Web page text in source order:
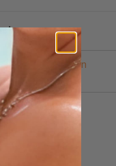
benachrichtigen